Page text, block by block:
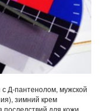
Д-пантенолом, мужской
зимний крем
последствий для кожи,